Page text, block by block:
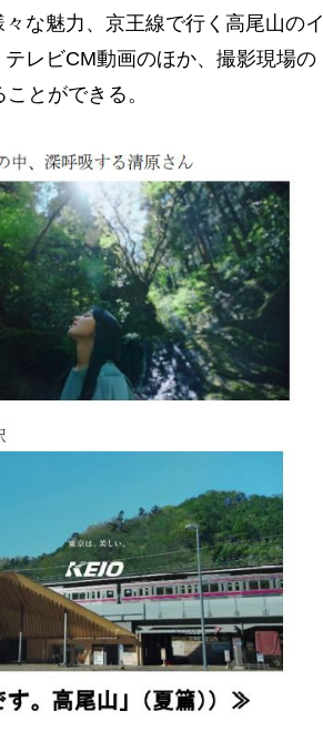
な魅力、京王線で行く高尾山のイ
レビCM動画のほか、撮影現場の
とができる。